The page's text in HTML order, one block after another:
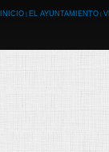
INICIO EL AYUNTAMIENTO